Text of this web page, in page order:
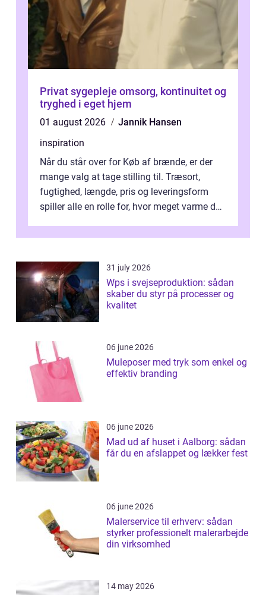
Privat sygepleje omsorg, kontinuitet og
tryghed i eget hjem
01 august 2026
Jannik Hansen
inspiration
Når du står over for Køb af brænde, er der
mange valg at tage stilling til. Træsort,
fugtighed, længde, pris og leveringsform
spiller alle en rolle for, hvor meget varme du
31 july 2026
Wps i svejseproduktion: sådan
skaber du styr på processer og
kvalitet
06 june 2026
Muleposer med tryk som enkel og
effektiv branding
06 june 2026
Mad ud af huset i Aalborg: sådan
får du en afslappet og lækker fest
06 june 2026
Malerservice til erhverv: sådan
styrker professionelt malerarbejde
din virksomhed
14 may 2026